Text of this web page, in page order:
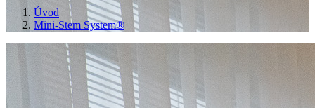
Úvod
Mini-Stem System®